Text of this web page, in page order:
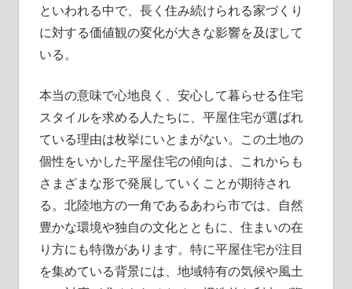
といわれる中で、長く住み続けられる家づくり
に対する価値観の変化が大きな影響を及ぼして
いる。
本当の意味で心地良く、安心して暮らせる住宅
スタイルを求める人たちに、平屋住宅が選ばれ
ている理由は枚挙にいとまがない。この土地の
個性をいかした平屋住宅の傾向は、これからも
さまざまな形で発展していくことが期待され
る。北陸地方の一角であるあわら市では、自然
豊かな環境や独自の文化とともに、住まいの在
り方にも特徴があります。特に平屋住宅が注目
を集めている背景には、地域特有の気候や風土